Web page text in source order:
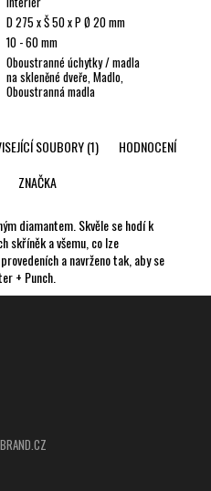
D 275 x Š 50 x P Ø 20 mm
10 - 60 mm
Oboustranné úchytky / madla
na skleněné dveře, Madlo,
Oboustranná madla
SOUBORY (1)
HODNOCENÍ
ZNAČKA
diamantem. Skvěle se hodí k
skříněk a všemu, co lze
a navrženo tak, aby se
+ Punch.